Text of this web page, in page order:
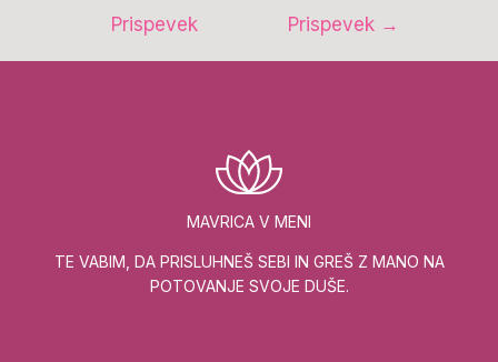
Prispevek
Prispevek →
MAVRICA V MENI
TE VABIM, DA PRISLUHNEŠ SEBI IN GREŠ Z MANO NA
POTOVANJE SVOJE DUŠE.